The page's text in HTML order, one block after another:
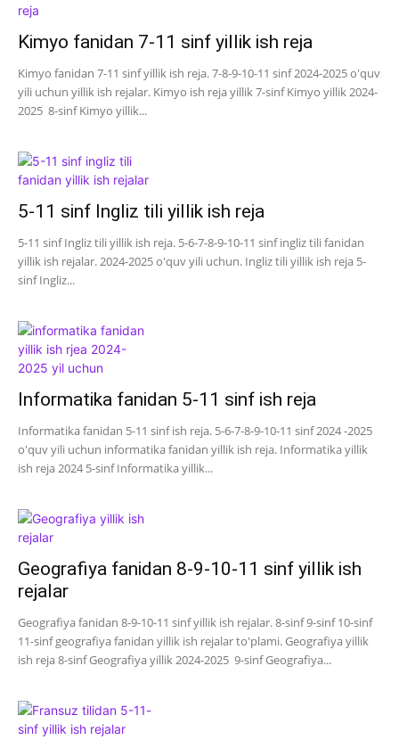
Kimyo fanidan 7-11 sinf yillik ish reja
Kimyo fanidan 7-11 sinf yillik ish reja. 7-8-9-10-11 sinf 2024-2025 o'quv
yili uchun yillik ish rejalar. Kimyo ish reja yillik 7-sinf Kimyo yillik 2024-
2025 8-sinf Kimyo yillik...
5-11 sinf Ingliz tili yillik ish reja
5-11 sinf Ingliz tili yillik ish reja. 5-6-7-8-9-10-11 sinf ingliz tili fanidan
yillik ish rejalar. 2024-2025 o'quv yili uchun. Ingliz tili yillik ish reja 5-
sinf Ingliz...
Informatika fanidan 5-11 sinf ish reja
Informatika fanidan 5-11 sinf ish reja. 5-6-7-8-9-10-11 sinf 2024 -2025
o'quv yili uchun informatika fanidan yillik ish reja. Informatika yillik
ish reja 2024 5-sinf Informatika yillik...
Geografiya fanidan 8-9-10-11 sinf yillik ish
rejalar
Geografiya fanidan 8-9-10-11 sinf yillik ish rejalar. 8-sinf 9-sinf 10-sinf
11-sinf geografiya fanidan yillik ish rejalar to'plami. Geografiya yillik
ish reja 8-sinf Geografiya yillik 2024-2025 9-sinf Geografiya...